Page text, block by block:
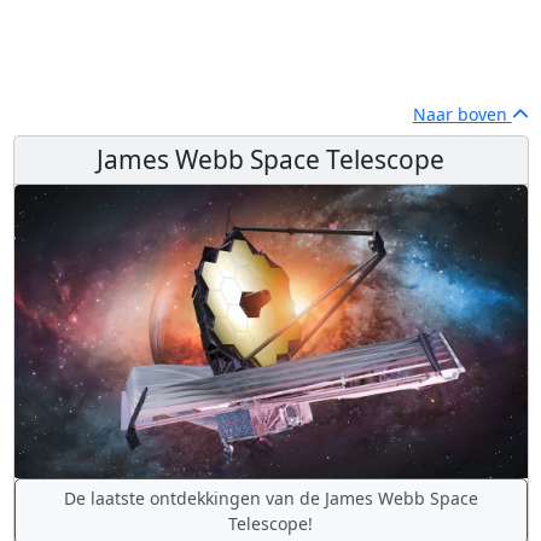
Naar boven
James Webb Space Telescope
De laatste ontdekkingen van de James Webb Space
Telescope!